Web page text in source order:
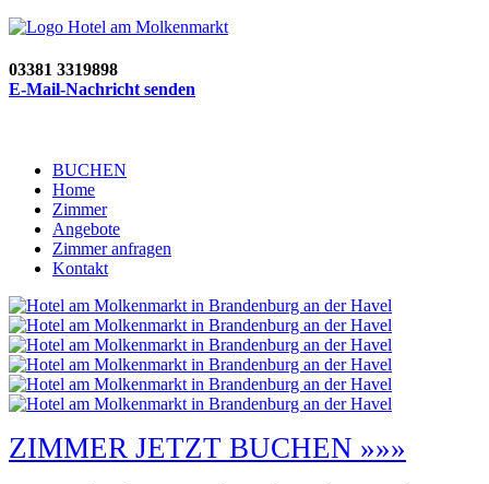
03381 3319898
E-Mail-Nachricht senden
BUCHEN
Home
Zimmer
Angebote
Zimmer anfragen
Kontakt
ZIMMER JETZT BUCHEN »»»